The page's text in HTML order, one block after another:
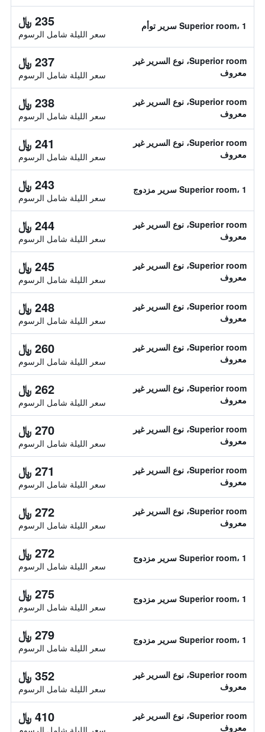
Superior room، 1 سرير توأم 235 ﷼
سعر الليلة شامل الرسوم
Superior room، نوع السرير غير
معروف
237 ﷼
سعر الليلة شامل الرسوم
Superior room، نوع السرير غير
معروف
238 ﷼
سعر الليلة شامل الرسوم
Superior room، نوع السرير غير
معروف
241 ﷼
سعر الليلة شامل الرسوم
Superior room، 1 سرير مزدوج 243 ﷼
سعر الليلة شامل الرسوم
Superior room، نوع السرير غير
معروف
244 ﷼
سعر الليلة شامل الرسوم
Superior room، نوع السرير غير
معروف
245 ﷼
سعر الليلة شامل الرسوم
Superior room، نوع السرير غير
معروف
248 ﷼
سعر الليلة شامل الرسوم
Superior room، نوع السرير غير
معروف
260 ﷼
سعر الليلة شامل الرسوم
Superior room، نوع السرير غير
معروف
262 ﷼
سعر الليلة شامل الرسوم
Superior room، نوع السرير غير
معروف
270 ﷼
سعر الليلة شامل الرسوم
Superior room، نوع السرير غير
معروف
271 ﷼
سعر الليلة شامل الرسوم
Superior room، نوع السرير غير
معروف
272 ﷼
سعر الليلة شامل الرسوم
Superior room، 1 سرير مزدوج 272 ﷼
سعر الليلة شامل الرسوم
Superior room، 1 سرير مزدوج 275 ﷼
سعر الليلة شامل الرسوم
Superior room، 1 سرير مزدوج 279 ﷼
سعر الليلة شامل الرسوم
Superior room، نوع السرير غير
معروف
352 ﷼
سعر الليلة شامل الرسوم
Superior room، نوع السرير غير
معروف
410 ﷼
سعر الليلة شامل الرسوم